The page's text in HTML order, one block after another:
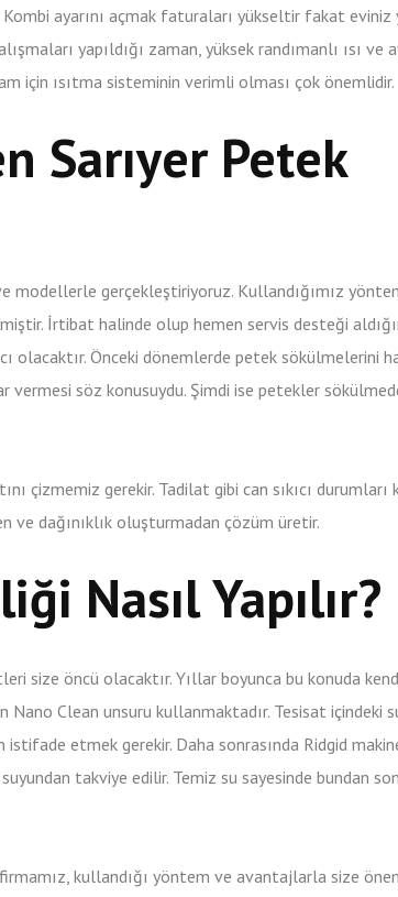
Kombi ayarını açmak faturaları yükseltir fakat eviniz
yapıldığı zaman, yüksek randımanlı ısı ve
için ısıtma sisteminin verimli olması çok önemlidir.
Sarıyer Petek
modellerle gerçekleştiriyoruz. Kullandığımız
İrtibat halinde olup hemen servis desteği
olacaktır. Önceki dönemlerde petek sökülmelerini
söz konusuydu. Şimdi ise petekler
çizmemiz gerekir. Tadilat gibi can sıkıcı durumları
ve dağınıklık oluşturmadan çözüm üretir.
Nasıl Yapılır?
size öncü olacaktır. Yıllar boyunca bu konuda
Clean unsuru kullanmaktadır. Tesisat içindeki
istifade etmek gerekir. Daha sonrasında Ridgid
takviye edilir. Temiz su sayesinde bundan
kullandığı yöntem ve avantajlarla size